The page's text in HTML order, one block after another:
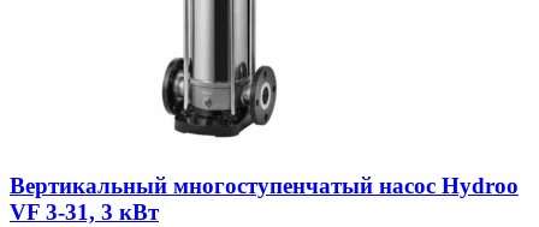
Вертикальный многоступенчатый насос Hydroo
VF 3-31, 3 кВт